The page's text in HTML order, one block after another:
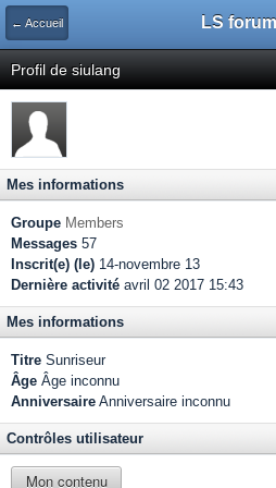
← Accueil LS
Profil de siulang
Mes informations
Groupe Members
Messages 57
Inscrit(e) (le) 14-novembre 13
Dernière activité avril 02 2017 15:43
Mes informations
Titre Sunriseur
Âge Âge inconnu
Anniversaire Anniversaire inconnu
Contrôles utilisateur
Mon contenu